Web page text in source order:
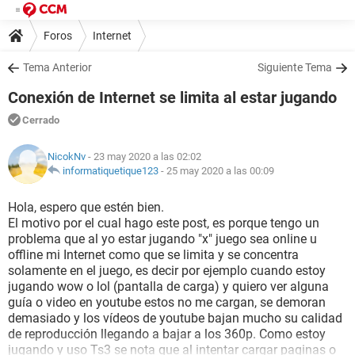
Foros Internet
Tema Anterior Siguiente Tema
Conexión de Internet se limita al estar jugando
Cerrado
NicokNv - 23 may 2020 a las 02:02
informatiquetique123 - 25 may 2020 a las 00:09
Hola, espero que estén bien.
El motivo por el cual hago este post, es porque tengo un
problema que al yo estar jugando "x" juego sea online u
offline mi Internet como que se limita y se concentra
solamente en el juego, es decir por ejemplo cuando estoy
jugando wow o lol (pantalla de carga) y quiero ver alguna
guía o video en youtube estos no me cargan, se demoran
demasiado y los vídeos de youtube bajan mucho su calidad
de reproducción llegando a bajar a los 360p. Como estoy
jugando y uso Ts3 se nota que al intentar cargar paginas o